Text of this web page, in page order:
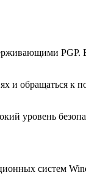
PGP.
и обращаться к
уровень
систем